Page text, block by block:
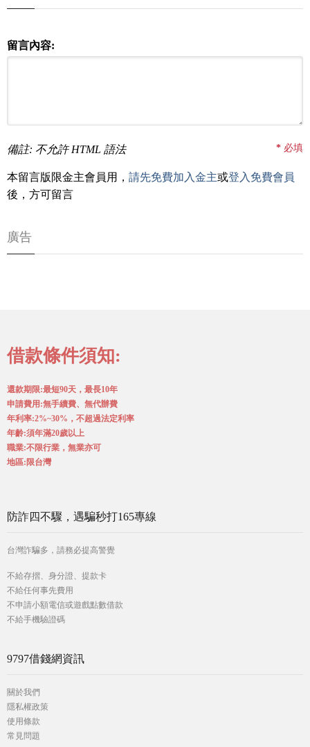
留言內容:
備註: 不允許 HTML 語法 * 必填
本留言版限金主會員用， 請先免費加入金主或登入免費會員
後，方可留言
廣告
借款條件須知:
還款期限:最短90天，最長10年
申請費用:無手續費、無代辦費
年利率:2%~30%，不超過法定利率
年齡:須年滿20歲以上
職業:不限行業，無業亦可
地區:限台灣
防詐四不驟，遇騙秒打165專線
台灣詐騙多，請務必提高警覺
不給存摺、身分證、提款卡
不給任何事先費用
不申請小額電信或遊戲點數借款
不給手機驗證碼
9797借錢網資訊
關於我們
隱私權政策
使用條款
常見問題